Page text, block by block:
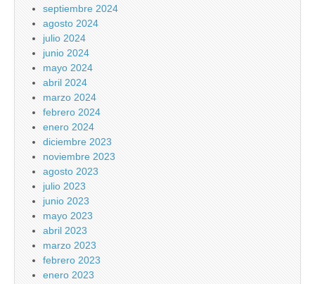
septiembre 2024
agosto 2024
julio 2024
junio 2024
mayo 2024
abril 2024
marzo 2024
febrero 2024
enero 2024
diciembre 2023
noviembre 2023
agosto 2023
julio 2023
junio 2023
mayo 2023
abril 2023
marzo 2023
febrero 2023
enero 2023